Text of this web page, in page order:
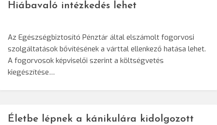
Hiábavaló intézkedés lehet
Az Egészségbiztosító Pénztár által elszámolt fogorvosi
szolgáltatások bővítésének a várttal ellenkező hatása lehet.
A fogorvosok képviselői szerint a költségvetés
kiegészítése…
Életbe lépnek a kánikulára kidolgozott